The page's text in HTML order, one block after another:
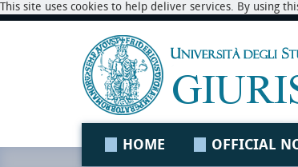
This site uses cookies to help deliver services. By using
HOME OFFICIAL